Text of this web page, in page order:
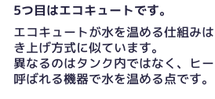
5つ目はエコキュートです。
エコキュートが水を温める仕組み
き上げ方式に似ています。
異なるのはタンク内ではなく、ヒ
呼ばれる機器で水を温める点です。